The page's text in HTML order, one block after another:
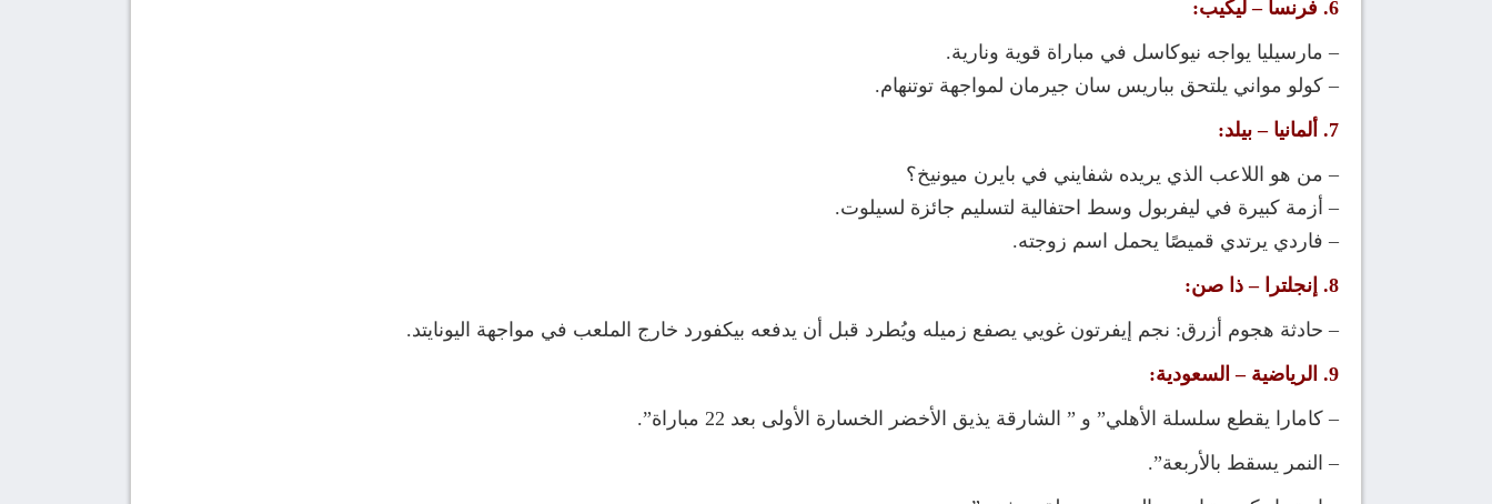
6. فرنسا – ليكيب:
– مارسيليا يواجه نيوكاسل في مباراة قوية ونارية.
– كولو مواني يلتحق بباريس سان جيرمان لمواجهة توتنهام.
7. ألمانيا – بيلد:
– من هو اللاعب الذي يريده شفايني في بايرن ميونيخ؟
– أزمة كبيرة في ليفربول وسط احتفالية لتسليم جائزة لسيلوت.
– فاردي يرتدي قميصًا يحمل اسم زوجته.
8. إنجلترا – ذا صن:
– حادثة هجوم أزرق: نجم إيفرتون غويي يصفع زميله ويُطرد قبل أن يدفعه بيكفورد خارج الملعب في مواجهة اليونايتد.
9. الرياضية – السعودية:
– كامارا يقطع سلسلة الأهلي” و ” الشارقة يذيق الأخضر الخسارة الأولى بعد 22 مباراة”.
– النمر يسقط بالأربعة”.